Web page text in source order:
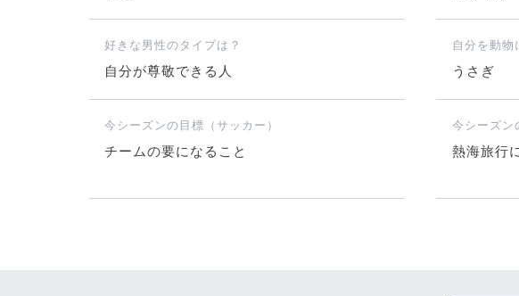
好きな男性のタイプは？
自分が尊敬できる人
自分を動物
うさぎ
今シーズンの目標（サッカー）
チームの要になること
今シーズン
熱海旅行